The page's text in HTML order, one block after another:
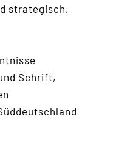
strategisch,
Schrift,